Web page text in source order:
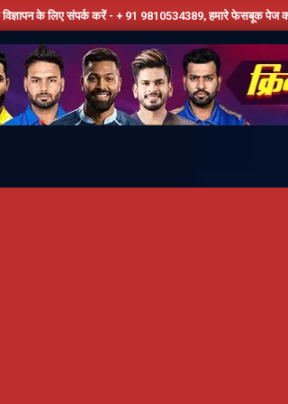
करें - + 91 9810534389, हमारे फेसबूक पेज को लाइक करें